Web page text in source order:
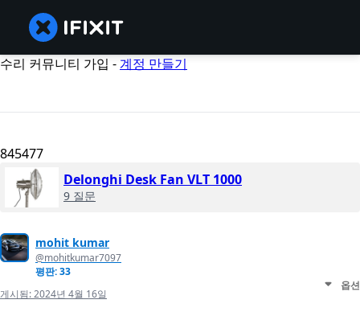
수리 커뮤니티 가입 -계정 만들기
845477
Delonghi Desk Fan VLT 1000
9 질문
mohit kumar
@mohitkumar7097
평판: 33
게시됨:2024년 4월 16일
옵션